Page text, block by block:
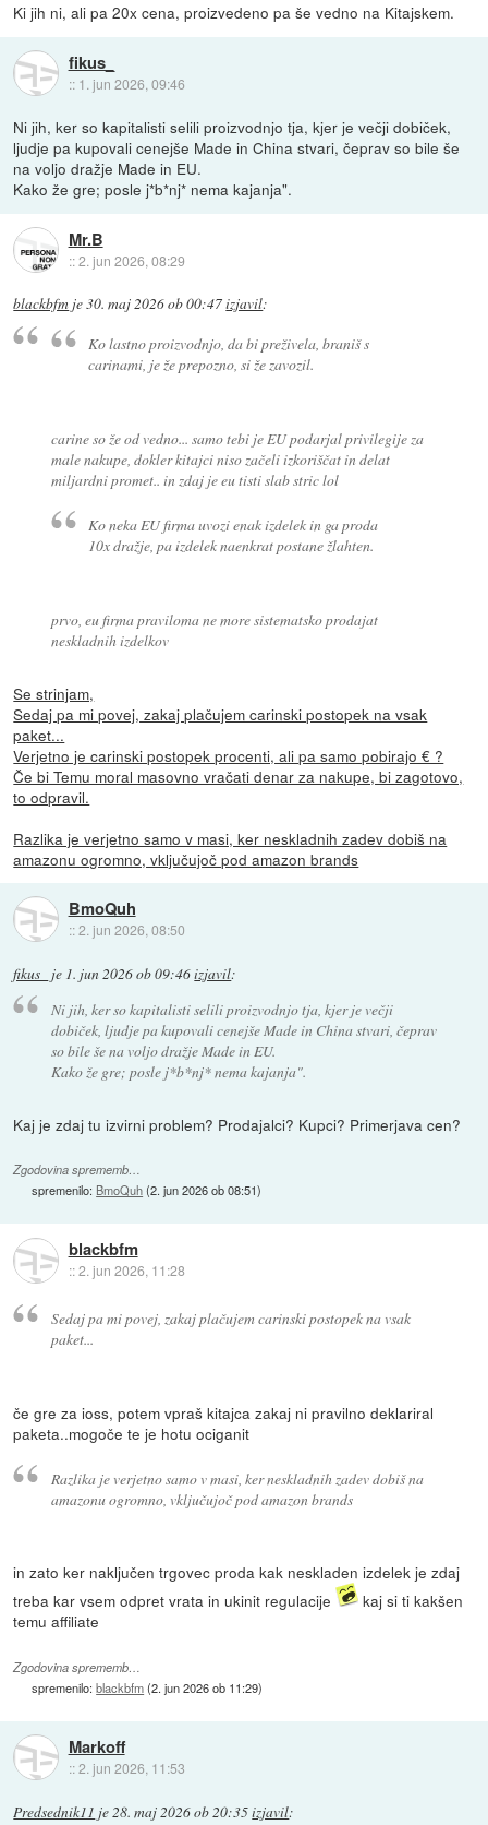
Ki jih ni, ali pa 20x cena, proizvedeno pa še vedno na Kitajskem.
fikus_
:: 1. jun 2026, 09:46
Ni jih, ker so kapitalisti selili proizvodnjo tja, kjer je večji dobiček,
ljudje pa kupovali cenejše Made in China stvari, čeprav so bile še
na voljo dražje Made in EU.
Kako že gre; posle j*b*nj* nema kajanja".
Mr.B
::2. jun 2026, 08:29
blackbfm je30. maj 2026 ob 00:47izjavil:
Ko lastno proizvodnjo, da bi preživela, braniš s
carinami, je že prepozno, si že zavozil.
carine so že od vedno... samo tebi je EU podarjal privilegije za
male nakupe, dokler kitajci niso začeli izkoriščat in delat
miljardni promet.. in zdaj je eu tisti slab stric lol
Ko neka EU firma uvozi enak izdelek in ga proda
10x dražje, pa izdelek naenkrat postane žlahten.
prvo, eu firma praviloma ne more sistematsko prodajat
neskladnih izdelkov
Se strinjam,
Sedaj pa mi povej, zakaj plačujem carinski postopek na vsak
paket...
Verjetno je carinski postopek procenti, ali pa samo pobirajo € ?
Če bi Temu moral masovno vračati denar za nakupe, bi zagotovo,
to odpravil.
Razlika je verjetno samo v masi, ker neskladnih zadev dobiš na
amazonu ogromno, vključujoč pod amazon brands
BmoQuh
::2. jun 2026, 08:50
fikus_ je 1. jun 2026 ob 09:46izjavil:
Ni jih, ker so kapitalisti selili proizvodnjo tja, kjer je večji
dobiček, ljudje pa kupovali cenejše Made in China stvari, čeprav
so bile še na voljo dražje Made in EU.
Kako že gre; posle j*b*nj* nema kajanja".
Kaj je zdaj tu izvirni problem? Prodajalci? Kupci? Primerjava cen?
Zgodovina sprememb…
spremenilo: BmoQuh(2. jun 2026 ob 08:51)
blackbfm
::2. jun 2026, 11:28
Sedaj pa mi povej, zakaj plačujem carinski postopek na vsak
paket...
če gre za ioss, potem vpraš kitajca zakaj ni pravilno deklariral
paketa..mogoče te je hotu ociganit
Razlika je verjetno samo v masi, ker neskladnih zadev dobiš na
amazonu ogromno, vključujoč pod amazon brands
in zato ker naključen trgovec proda kak neskladen izdelek je zdaj
treba kar vsem odpret vrata in ukinit regulacije
kaj si ti kakšen
temu affiliate
Zgodovina sprememb…
spremenilo:blackbfm(2. jun 2026 ob 11:29)
Markoff
::2. jun 2026, 11:53
Predsednik11 je 28. maj 2026 ob 20:35izjavil: